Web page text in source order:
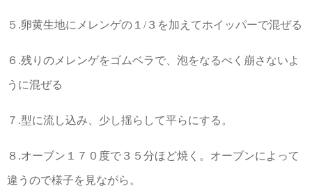
５.卵黄生地にメレンゲの１/３を加えてホイッパーで混ぜる
６.残りのメレンゲをゴムベラで、泡をなるべく崩さないよ
うに混ぜる
７.型に流し込み、少し揺らして平らにする。
８.オーブン１７０度で３５分ほど焼く。オーブンによって
違うので様子を見ながら。